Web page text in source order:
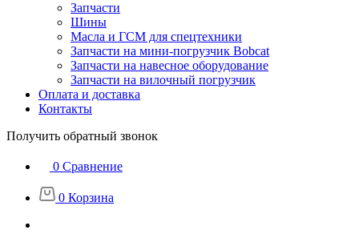
Запчасти
Шины
Масла и ГСМ для спецтехники
Запчасти на мини-погрузчик Bobcat
Запчасти на навесное оборудование
Запчасти на вилочный погрузчик
Оплата и доставка
Контакты
Получить обратный звонок
0 Сравнение
0 Корзина